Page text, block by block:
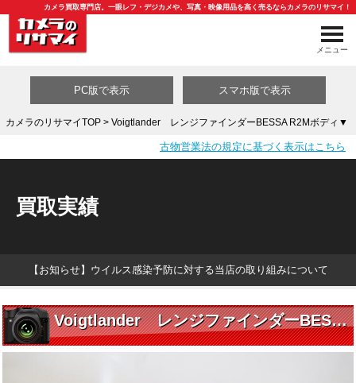
カメラ買取専門店。一眼レフ・デジカメや、写真・映像用品を高く売るならカメラのリサマイ！
メニュー
買取カテゴリ一覧
PC版で表示 スマホ版で表示
カメラのリサマイTOP> Voigtlander レンジファインダーBESSA R2Mボディ▼
古物営業法の規定に基づく表示はこちら
買取実績
【お知らせ】ウイルス感染予防に対する当店の取り組みについて
Voigtlander レンジファインダーBESSA R2Mボディ▼